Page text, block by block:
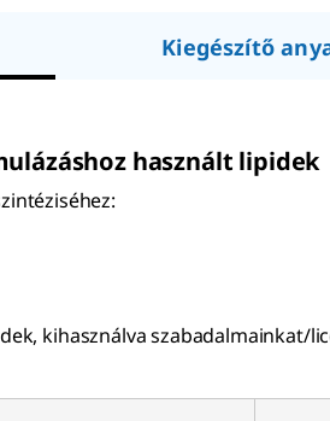
Kiegészítő
használt lipidek
kihasználva